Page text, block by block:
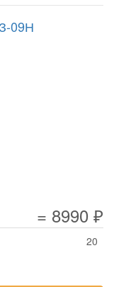
09Н
= 8990 ₽
20